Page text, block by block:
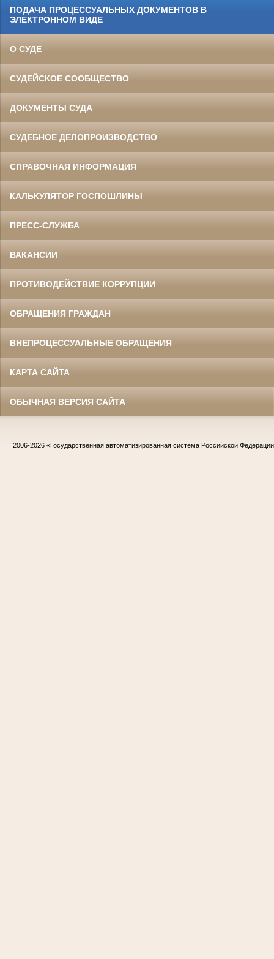
ПОДАЧА ПРОЦЕССУАЛЬНЫХ ДОКУМЕНТОВ В
ЭЛЕКТРОННОМ ВИДЕ
О СУДЕ
СУДЕЙСКОЕ СООБЩЕСТВО
ДОКУМЕНТЫ СУДА
СУДЕБНОЕ ДЕЛОПРОИЗВОДСТВО
СПРАВОЧНАЯ ИНФОРМАЦИЯ
КАЛЬКУЛЯТОР ГОСПОШЛИНЫ
ПРЕСС-СЛУЖБА
ВАКАНСИИ
ПРОТИВОДЕЙСТВИЕ КОРРУПЦИИ
ОБРАЩЕНИЯ ГРАЖДАН
ВНЕПРОЦЕССУАЛЬНЫЕ ОБРАЩЕНИЯ
КАРТА САЙТА
ОБЫЧНАЯ ВЕРСИЯ САЙТА
2006-2026 «Государственная автоматизированная система Российской